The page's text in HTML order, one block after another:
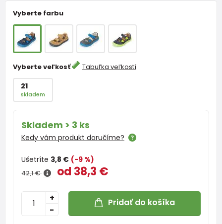
Vyberte farbu
Vyberte veľkosť Tabuľka veľkostí
21
skladem
Skladem > 3 ks
Kedy vám produkt doručíme?
Ušetríte 3,8 € (-9 %)
42,1 € od 38,3 €
-
+ Pridať do košíka